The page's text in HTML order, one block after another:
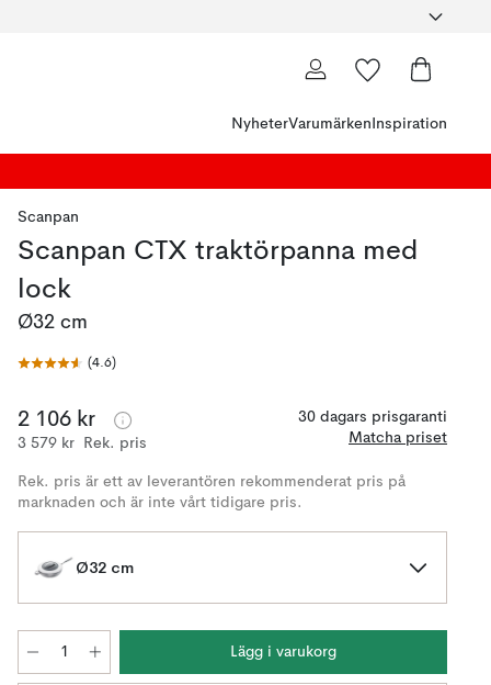
NyheterVarumärken Inspiration
Scanpan
Scanpan CTX traktörpanna med
lock
Ø32 cm
(4.6)
2 106 kr
3 579 kr Rek. pris
30 dagars prisgaranti
Matcha priset
Rek. pris är ett av leverantören rekommenderat pris på
marknaden och är inte vårt tidigare pris.
Ø32 cm
Lägg i varukorg